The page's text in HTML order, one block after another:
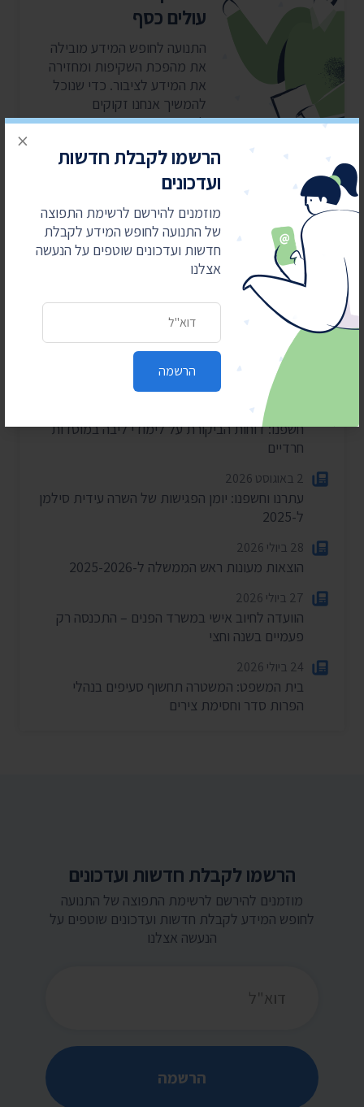
הרשמו לקבלת חדשות
ועדכונים
מוזמנים להירשם לרשימת התפוצה
של התנועה לחופש המידע לקבלת
חדשות ועדכונים שוטפים על הנעשה
אצלנו
הרשמה
×
עולים כסף
התנועה לחופש המידע מובילה
את מהפכת השקיפות ומחזירה
את המידע לציבור. כדי שנוכל
להמשיך אנחנו זקוקים
לתמיכתם
כן, אני רוצה לתמוך
חדשות אחרונות
חשפנו: דוחות הביקורת על לימודי ליבה במוסדות
חרדיים
2 באוגוסט 2026
עתרנו וחשפנו: יומן הפגישות של השרה עידית סילמן
ל-2025
28 ביולי 2026
הוצאות מעונות ראש הממשלה ל-2025-2026
27 ביולי 2026
הוועדה לחיוב אישי במשרד הפנים – התכנסה רק
פעמיים בשנה וחצי
24 ביולי 2026
בית המשפט: המשטרה תחשוף סעיפים בנהלי
הפרות סדר וחסימת צירים
הרשמו לקבלת חדשות ועדכונים
מוזמנים להירשם לרשימת התפוצה של התנועה
לחופש המידע לקבלת חדשות ועדכונים שוטפים על
הנעשה אצלנו
הרשמה